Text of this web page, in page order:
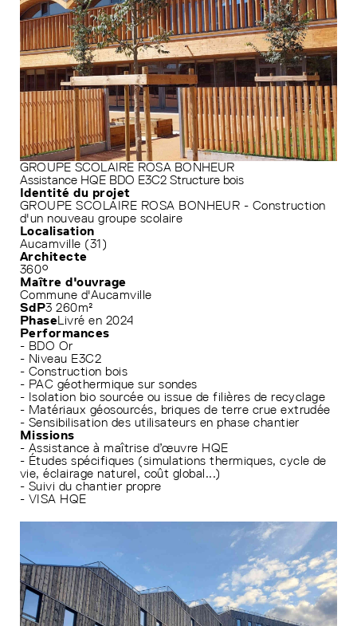
GROUPE SCOLAIRE ROSA BONHEUR
Assistance HQE BDO E3C2 Structure bois
Identité du projet
GROUPE SCOLAIRE ROSA BONHEUR - Construction
d'un nouveau groupe scolaire
Localisation
Aucamville (31)
Architecte
360°
Maître d'ouvrage
Commune d'Aucamville
SdP3 260m²
PhaseLivré en 2024
Performances
- BDO Or
- Niveau E3C2
- Construction bois
- PAC géothermique sur sondes
- Isolation bio sourcée ou issue de filières de recyclage
- Matériaux géosourcés, briques de terre crue extrudée
- Sensibilisation des utilisateurs en phase chantier
Missions
- Assistance à maîtrise d’œuvre HQE
- Études spécifiques (simulations thermiques, cycle de
vie, éclairage naturel, coût global...)
- Suivi du chantier propre
- VISA HQE